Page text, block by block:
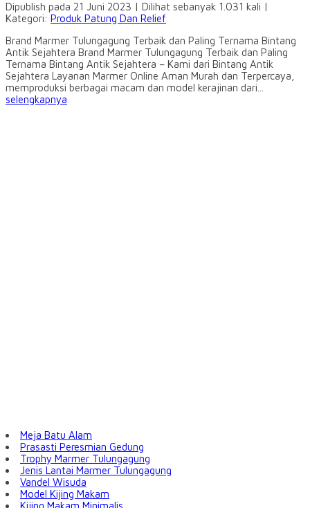
Dipublish pada 21 Juni 2023 | Dilihat sebanyak 1.031 kali |
Kategori: Produk Patung Dan Relief
Brand Marmer Tulungagung Terbaik dan Paling Ternama Bintang
Antik Sejahtera Brand Marmer Tulungagung Terbaik dan Paling
Ternama Bintang Antik Sejahtera – Kami dari Bintang Antik
Sejahtera Layanan Marmer Online Aman Murah dan Terpercaya,
memproduksi berbagai macam dan model kerajinan dari...
selengkapnya
Meja Batu Alam
Prasasti Peresmian Gedung
Trophy Marmer Tulungagung
Jenis Lantai Marmer Tulungagung
Vandel Wisuda
Model Kijing Makam